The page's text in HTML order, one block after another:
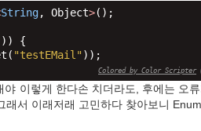
String, Object>();
)) {
"testEMail"));
Colored by Color Scripter
이렇게 한다손 치더라도, 후에는 오
서 이래저래 고민하다 찾아보니